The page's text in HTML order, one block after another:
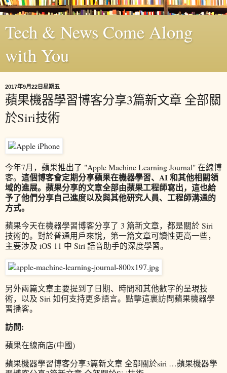
Tech & News Come Along
with You
2017年9月22日星期五
蘋果機器學習博客分享3篇新文章 全部關
於Siri技術
今年7月，蘋果推出了 "Apple Machine Learning Journal" 在線博
客。 這個博客會定期分享蘋果在機器學習、AI 和其他相關領
域的進展。蘋果分享的文章全部由蘋果工程師寫出，這也給
予了他們分享自己進度以及與其他研究人員、工程師溝通的
方式。
蘋果今天在機器學習博客分享了 3 篇新文章，都是關於 Siri
技術的。對於普通用戶來說，第一篇文章可讀性更高一些，
主要涉及 iOS 11 中 Siri 語音助手的深度學習。
另外兩篇文章主要提到了日期、時間和其他數字的呈現技
術，以及 Siri 如何支持更多語言。點擊這裏訪問蘋果機器學
習播客。
訪問:
蘋果在線商店(中國)
蘋果機器學習博客分享3篇新文章 全部關於siri …蘋果機器學